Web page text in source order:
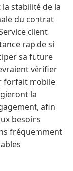
stabilité de la
du contrat
client
rapide si
sa future
vérifier
forfait mobile
la
afin
besoins
fréquemment